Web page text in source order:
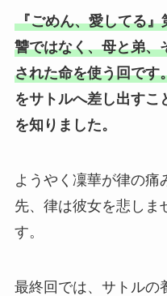
『ごめん、愛してる
讐ではなく、母と弟、
された命を使う回です
をサトルへ差し出すこ
を知りました。
ようやく凜華が律の痛
先、律は彼女を悲しま
す。
最終回では、サトルの